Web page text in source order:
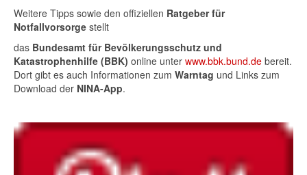
Weitere Tipps sowie den offiziellen Ratgeber für
Notfallvorsorge stellt
das Bundesamt für Bevölkerungsschutz und
Katastrophenhilfe (BBK) online unter www.bbk.bund.de bereit.
Dort gibt es auch Informationen zum Warntag und Links zum
Download der NINA-App.